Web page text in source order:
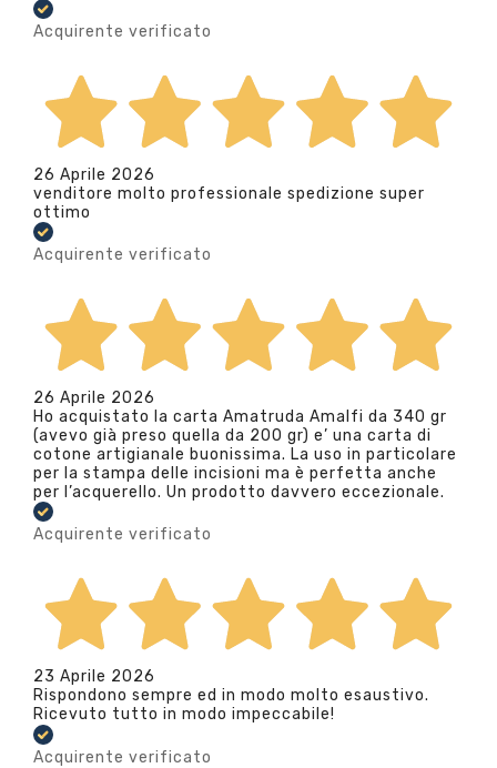
Acquirente verificato
26 Aprile 2026
venditore molto professionale spedizione super
ottimo
Acquirente verificato
26 Aprile 2026
Ho acquistato la carta Amatruda Amalfi da 340 gr
(avevo già preso quella da 200 gr) e’ una carta di
cotone artigianale buonissima. La uso in particolare
per la stampa delle incisioni ma è perfetta anche
per l’acquerello. Un prodotto davvero eccezionale.
Acquirente verificato
23 Aprile 2026
Rispondono sempre ed in modo molto esaustivo.
Ricevuto tutto in modo impeccabile!
Acquirente verificato